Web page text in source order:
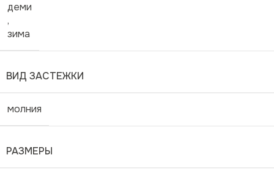
деми
,
зима
ВИД ЗАСТЕЖКИ
молния
РАЗМЕРЫ